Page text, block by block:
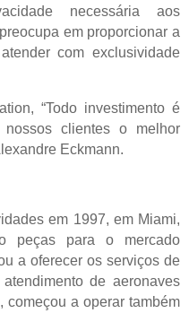
necessária aos
em proporcionar a
com exclusividade
“Todo investimento é
clientes o melhor
Eckmann.
em 1997, em Miami,
peças para o mercado
a oferecer os serviços de
de aeronaves
começou a operar também